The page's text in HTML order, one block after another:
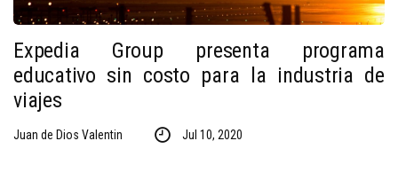
Expedia Group presenta programa
educativo sin costo para la industria de
viajes
Juan de Dios Valentin Jul 10, 2020